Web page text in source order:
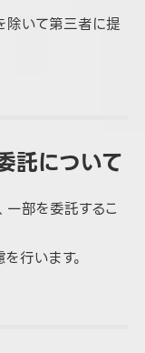
除いて第三者に提
託について
部を委託するこ
行います。